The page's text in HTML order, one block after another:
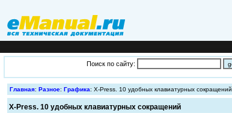
Поиск по сайту:
Главная: Разное: Графика: X-Press. 10 удобных клавиатурных сокращений
X-Press. 10 удобных клавиатурных сокращений